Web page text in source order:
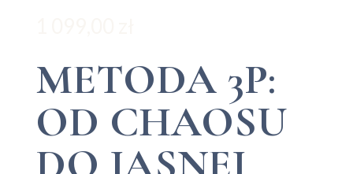
METODA 3P:
OD CHAOSU